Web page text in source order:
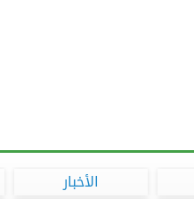
الأخبار